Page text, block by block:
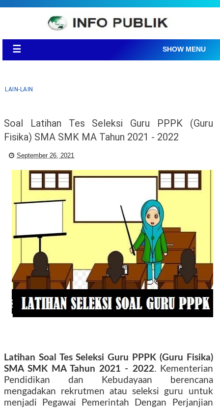
☰ SHOW MENU
LAIN-LAIN
Soal Latihan Tes Seleksi Guru PPPK (Guru
Fisika) SMA SMK MA Tahun 2021 - 2022
September 26, 2021
Latihan Soal Tes Seleksi Guru PPPK (Guru Fisika)
SMA SMK MA Tahun 2021 - 2022. Kementerian
Pendidikan dan Kebudayaan berencana
mengadakan rekrutmen atau seleksi guru untuk
menjadi Pegawai Pemerintah Dengan Perjanjian